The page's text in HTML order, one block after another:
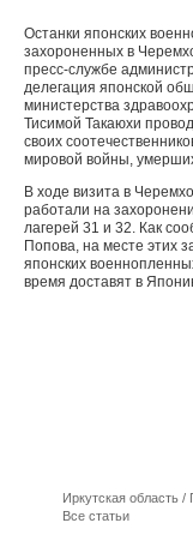
Останки японских
захороненных в
пресс-службе
делегация японской
министерства
Тисимой Такаюхи
своих
мировой войны,
В ходе визита в
работали на
лагерей 31 и 32. Как
Попова, на месте этих
японских
время доставят в
Иркутская область /
Все статьи